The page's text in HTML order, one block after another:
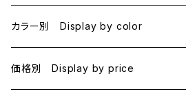
B70
B75
カラー別 Display by color
BLACK
価格別 Display by price